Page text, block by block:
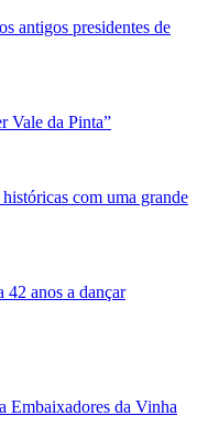
antigos presidentes de
Vale da Pinta”
com uma grande
42 anos a dançar
Embaixadores da Vinha